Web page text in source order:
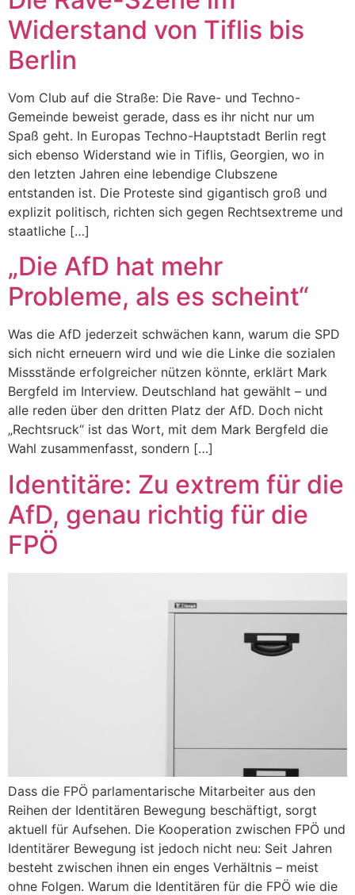
Widerstand von Tiflis bis
Berlin
Vom Club auf die Straße: Die Rave- und Techno-
Gemeinde beweist gerade, dass es ihr nicht nur um
Spaß geht. In Europas Techno-Hauptstadt Berlin regt
sich ebenso Widerstand wie in Tiflis, Georgien, wo in
den letzten Jahren eine lebendige Clubszene
entstanden ist. Die Proteste sind gigantisch groß und
explizit politisch, richten sich gegen Rechtsextreme und
staatliche […]
„Die AfD hat mehr
Probleme, als es scheint“
Was die AfD jederzeit schwächen kann, warum die SPD
sich nicht erneuern wird und wie die Linke die sozialen
Missstände erfolgreicher nützen könnte, erklärt Mark
Bergfeld im Interview. Deutschland hat gewählt – und
alle reden über den dritten Platz der AfD. Doch nicht
„Rechtsruck“ ist das Wort, mit dem Mark Bergfeld die
Wahl zusammenfasst, sondern […]
Identitäre: Zu extrem für die
AfD, genau richtig für die
FPÖ
Dass die FPÖ parlamentarische Mitarbeiter aus den
Reihen der Identitären Bewegung beschäftigt, sorgt
aktuell für Aufsehen. Die Kooperation zwischen FPÖ und
Identitärer Bewegung ist jedoch nicht neu: Seit Jahren
besteht zwischen ihnen ein enges Verhältnis – meist
ohne Folgen. Warum die Identitären für die FPÖ wie die